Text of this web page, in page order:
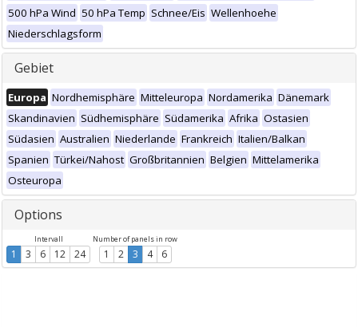
500 hPa Wind 50 hPa Temp Schnee/Eis Wellenhoehe
Niederschlagsform
Gebiet
Europa Nordhemisphäre Mitteleuropa Nordamerika Dänemark
Skandinavien Südhemisphäre Südamerika Afrika Ostasien
Südasien Australien Niederlande Frankreich Italien/Balkan
Spanien Türkei/Nahost Großbritannien Belgien Mittelamerika
Osteuropa
Options
Intervall
1 3 6 12 24
Number of panels in row
1 2 3 4 6